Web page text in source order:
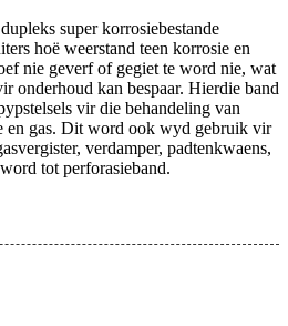
super korrosiebestande
hoë weerstand teen korrosie en
nie geverf of gegiet te word nie, wat
onderhoud kan bespaar. Hierdie band
vir die behandeling van
en gas. Dit word ook wyd gebruik vir
verdamper, padtenkwaens,
tot perforasieband.